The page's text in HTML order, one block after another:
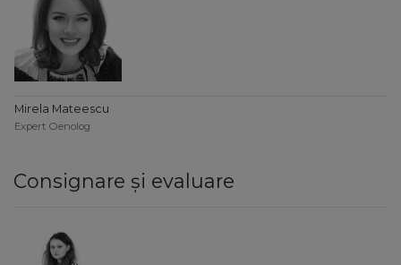
Mirela Mateescu
Expert Oenolog
Consignare și evaluare